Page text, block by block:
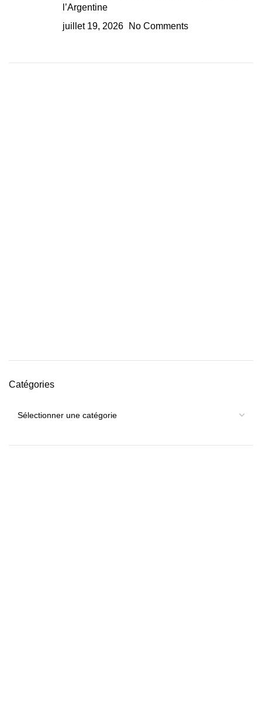
l’Argentine
juillet 19, 2026
No Comments
Catégories